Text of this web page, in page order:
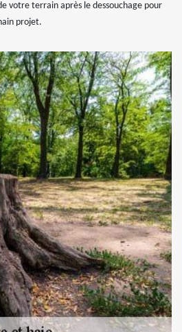
votre terrain après le dessouchage pour
projet.